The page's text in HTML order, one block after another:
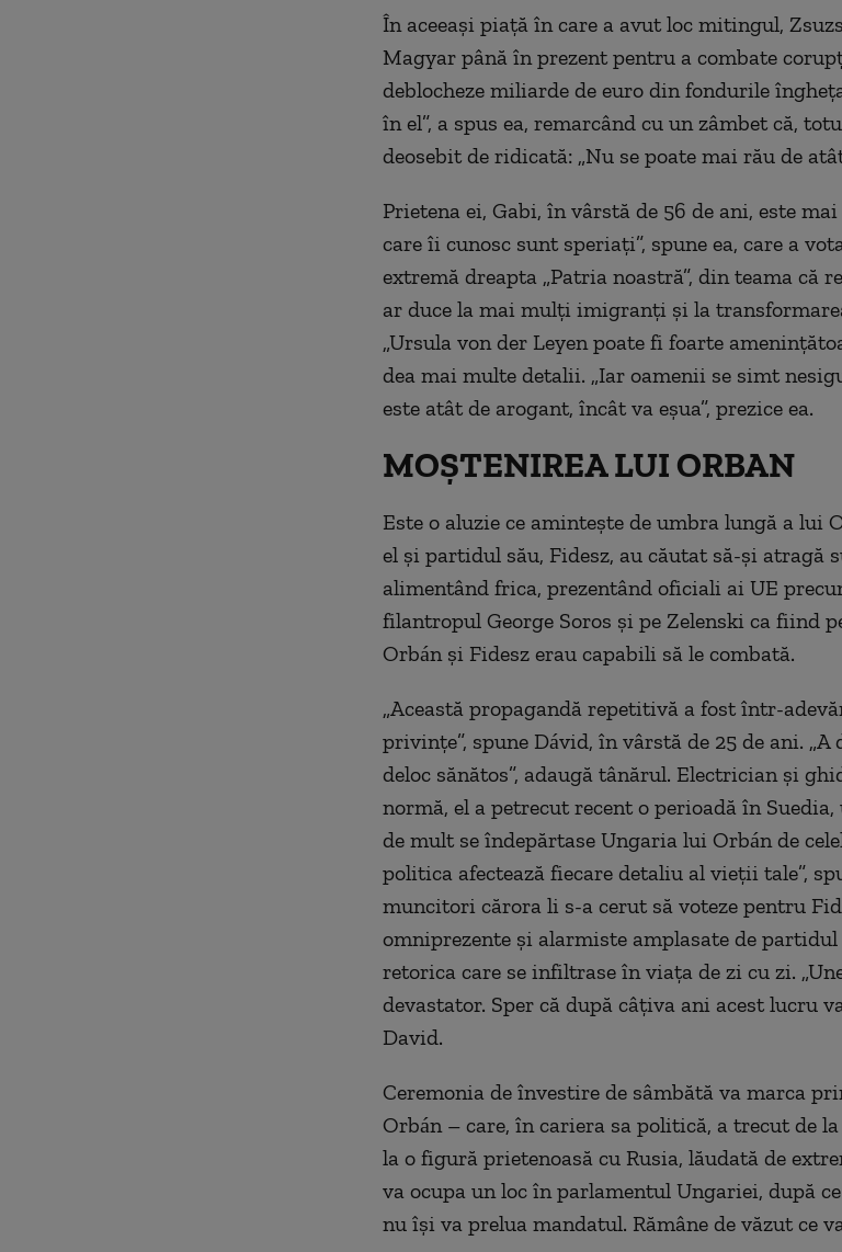
În aceeaşi piaţă în care a avut loc mitingul,
Magyar până în prezent pentru a combate
deblocheze miliarde de euro din fondurile
în el”, a spus ea, remarcând cu un zâmbet că,
deosebit de ridicată: „Nu se poate mai rău de
Prietena ei, Gabi, în vârstă de 56 de ani, este
care îi cunosc sunt speriaţi”, spune ea, care a
extremă dreapta „Patria noastră”, din teama că
ar duce la mai mulţi imigranţi şi la
„Ursula von der Leyen poate fi foarte
dea mai multe detalii. „Iar oamenii se simt
este atât de arogant, încât va eşua”, prezice ea.
MOŞTENIREA LUI ORBAN
Este o aluzie ce aminteşte de umbra lungă a lui
el şi partidul său, Fidesz, au căutat să-şi atragă
alimentând frica, prezentând oficiali ai UE
filantropul George Soros şi pe Zelenski ca fiind
Orbán şi Fidesz erau capabili să le combată.
„Această propagandă repetitivă a fost într-
privinţe”, spune Dávid, în vârstă de 25 de ani.
deloc sănătos”, adaugă tânărul. Electrician şi
normă, el a petrecut recent o perioadă în
de mult se îndepărtase Ungaria lui Orbán de
politica afectează fiecare detaliu al vieţii tale”,
muncitori cărora li s-a cerut să voteze pentru
omniprezente şi alarmiste amplasate de
retorica care se infiltrase în viaţa de zi cu zi.
devastator. Sper că după câţiva ani acest lucru
David.
Ceremonia de învestire de sâmbătă va marca
Orbán – care, în cariera sa politică, a trecut de
la o figură prietenoasă cu Rusia, lăudată de
va ocupa un loc în parlamentul Ungariei, după
nu îşi va prelua mandatul. Rămâne de văzut ce